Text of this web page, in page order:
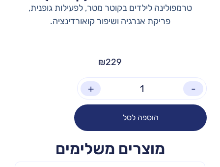
טרמפולינה לילדים בקוטר מטר, לפעילות גופנית,
פריקת אנרגיה ושיפור קואורדינציה.
₪229
-
+
הוספה לסל
מוצרים משלימים